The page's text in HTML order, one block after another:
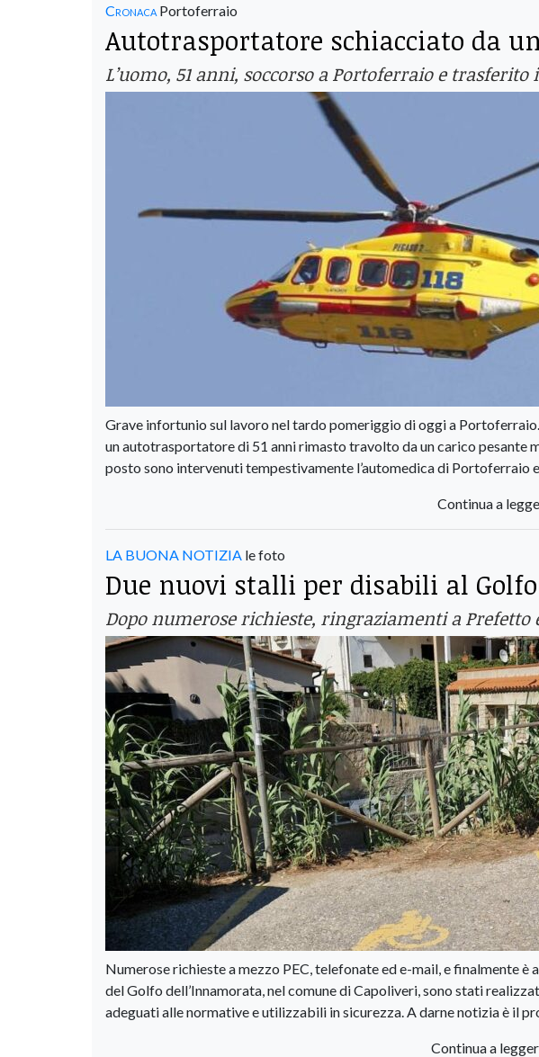
Cronaca Portoferraio
Autotrasportatore schiacciato da
L’uomo, 51 anni, soccorso a Portoferraio e
Grave infortunio sul lavoro nel tardo pomeriggio di oggi a
un autotrasportatore di 51 anni rimasto travolto da un carico pesante
posto sono intervenuti tempestivamente l’automedica di Portoferraio e
Continua a
LA BUONA NOTIZIA le foto
Due nuovi stalli per disabili al
Dopo numerose richieste, ringraziamenti a Prefetto
Numerose richieste a mezzo PEC, telefonate ed e-mail, e finalmente
del Golfo dell’Innamorata, nel comune di Capoliveri, sono stati
adeguati alle normative e utilizzabili in sicurezza. A darne notizia è il
Continua a